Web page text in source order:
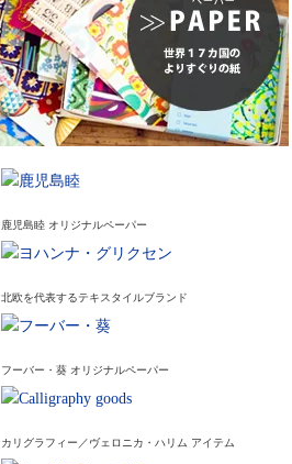
鹿児島睦 オリジナルペーパー
北欧を代表するテキスタイルブランド
フーバー・葵 オリジナルペーパー
カリグラフィー／ヴェロニカ・ハリム アイテム